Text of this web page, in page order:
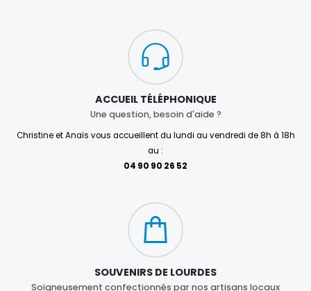
ACCUEIL TÉLÉPHONIQUE
Une question, besoin d'aide ?
Christine et Anaïs vous accueillent du lundi au vendredi de 8h à 18h
au :
04 90 90 26 52
SOUVENIRS DE LOURDES
Soigneusement confectionnés par nos artisans locaux